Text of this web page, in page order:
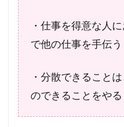
・仕事を得意な人
で他の仕事を手伝う
・分散できること
のできることをやる